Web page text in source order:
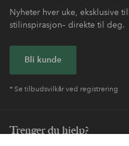
Nyheter hver uke, eksklusive
stilinspirasjon– direkte til deg.
Bli kunde
* Se tilbudsvilkår ved registrering
Trenger du hjelp?